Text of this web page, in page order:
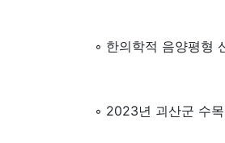
◦ 한의학적 음양평형
◦ 2023년 괴산군 수